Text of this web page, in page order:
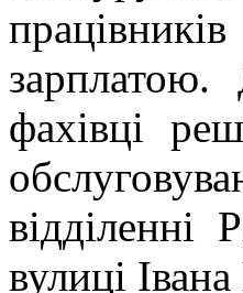
фахівці
вулиці